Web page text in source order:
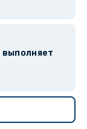
выполняет